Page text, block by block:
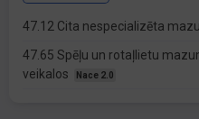
47.12 Cita nespecializēta
47.65 Spēļu un rotaļlietu
veikalos
Nace 2.0